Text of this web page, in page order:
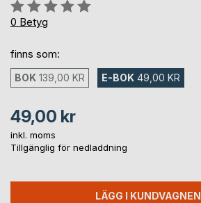
Betyg::
0%
0 Betyg
finns som:
BOK 139,00 KR E-BOK 49,00 KR
49,00 kr
inkl. moms
Tillgänglig för nedladdning
LÄGG I KUNDVAGNEN